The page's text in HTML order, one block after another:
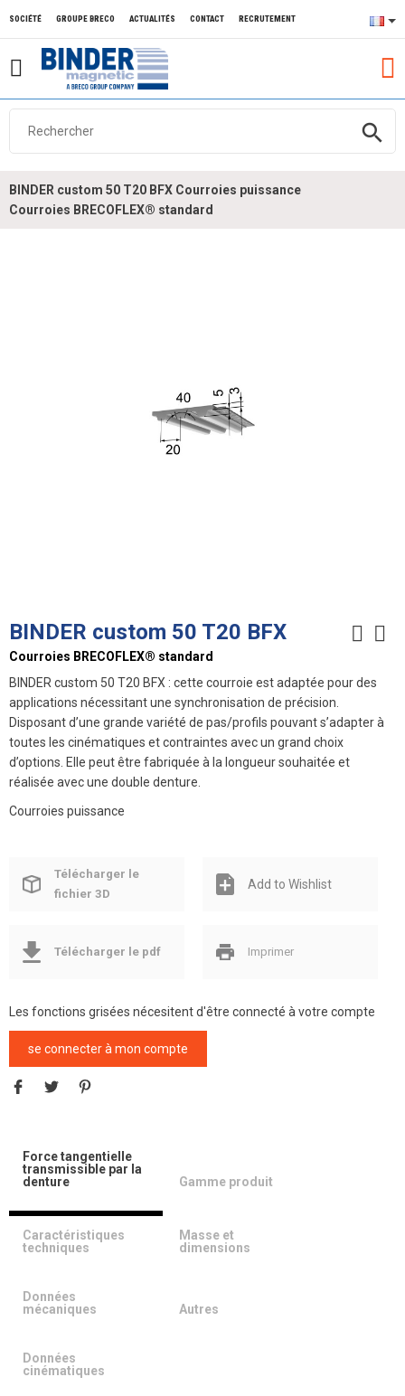
search
SOCIÉTÉ GROUPE BRECO ACTUALITÉS CONTACT RECRUTEMENT
BINDER custom 50 T20 BFX Courroies puissance
Courroies BRECOFLEX® standard
BINDER custom 50 T20 BFX
Courroies BRECOFLEX® standard
BINDER custom 50 T20 BFX : cette courroie est adaptée pour des
applications nécessitant une synchronisation de précision.
Disposant d’une grande variété de pas/profils pouvant s’adapter à
toutes les cinématiques et contraintes avec un grand choix
d’options. Elle peut être fabriquée à la longueur souhaitée et
réalisée avec une double denture.
Courroies puissance
Télécharger le
fichier 3D
Add to Wishlist
Télécharger le pdf Imprimer
Les fonctions grisées nécesitent d'être connecté à votre compte
se connecter à mon compte
Force tangentielle
transmissible par la
denture
Gamme produit
Caractéristiques
techniques
Masse et
dimensions
Données
mécaniques
Autres
Données
cinématiques